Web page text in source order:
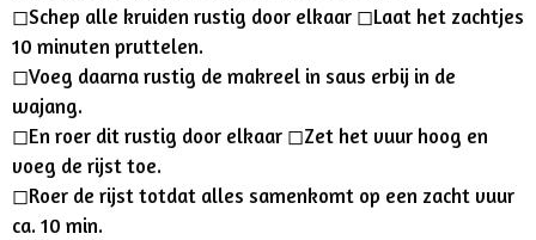
◻︎Schep alle kruiden rustig door elkaar ◻︎Laat het zachtjes
10 minuten pruttelen.
◻︎Voeg daarna rustig de makreel in saus erbij in de
wajang.
◻︎En roer dit rustig door elkaar ◻︎Zet het vuur hoog en
voeg de rijst toe.
◻︎Roer de rijst totdat alles samenkomt op een zacht vuur
ca. 10 min.